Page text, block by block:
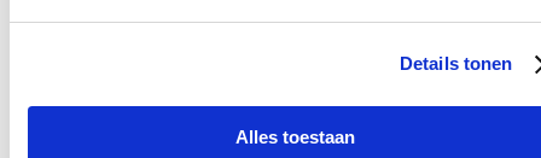
Details tonen
Alles toestaan
onteigeningen, maar nog mijlenver weg van